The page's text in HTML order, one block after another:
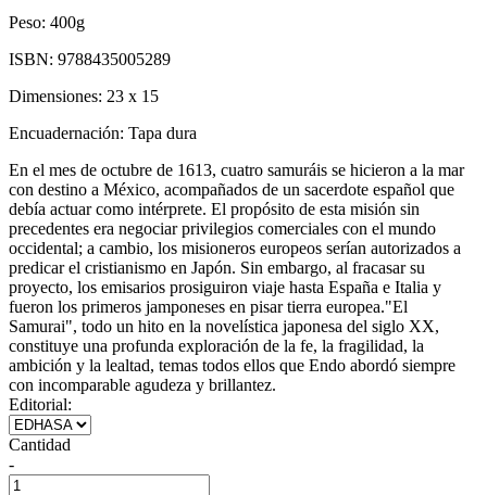
Peso: 400g
ISBN: 9788435005289
Dimensiones: 23 x 15
Encuadernación: Tapa dura
En el mes de octubre de 1613, cuatro samuráis se hicieron a la mar
con destino a México, acompañados de un sacerdote español que
debía actuar como intérprete. El propósito de esta misión sin
precedentes era negociar privilegios comerciales con el mundo
occidental; a cambio, los misioneros europeos serían autorizados a
predicar el cristianismo en Japón. Sin embargo, al fracasar su
proyecto, los emisarios prosiguiron viaje hasta España e Italia y
fueron los primeros jamponeses en pisar tierra europea."El
Samurai", todo un hito en la novelística japonesa del siglo XX,
constituye una profunda exploración de la fe, la fragilidad, la
ambición y la lealtad, temas todos ellos que Endo abordó siempre
con incomparable agudeza y brillantez.
Editorial:
Cantidad
-